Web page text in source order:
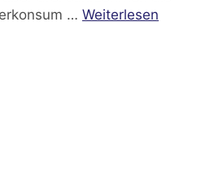
… Weiterlesen